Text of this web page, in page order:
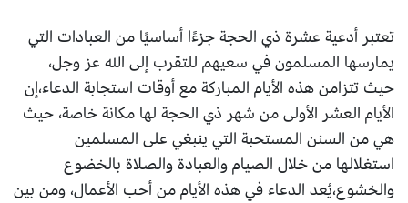
تعتبر أدعية عشرة ذي الحجة جزءًا أساسيًا من العبادات التي
يمارسها المسلمون في سعيهم للتقرب إلى الله عز وجل،
حيث تتزامن هذه الأيام المباركة مع أوقات استجابة الدعاء،إن
الأيام العشر الأولى من شهر ذي الحجة لها مكانة خاصة، حيث
هي من السنن المستحبة التي ينبغي على المسلمين
استغلالها من خلال الصيام والعبادة والصلاة بالخضوع
والخشوع،يُعد الدعاء في هذه الأيام من أحب الأعمال، ومن بين